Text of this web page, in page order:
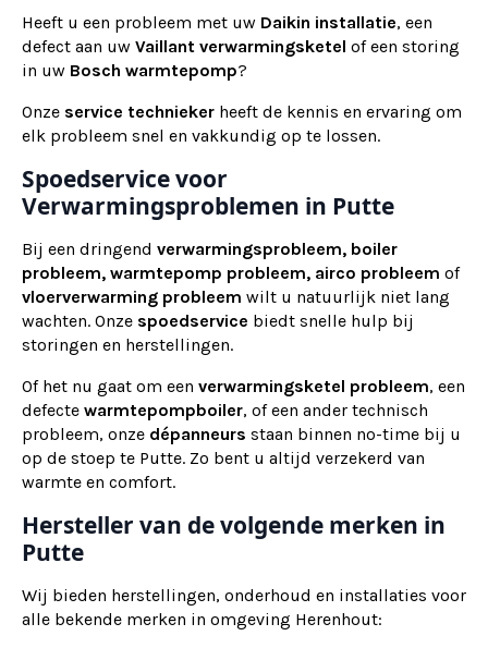
Heeft u een probleem met uw Daikin installatie, een
defect aan uw Vaillant verwarmingsketel of een storing
in uw Bosch warmtepomp?
Onze service technieker heeft de kennis en ervaring om
elk probleem snel en vakkundig op te lossen.
Spoedservice voor
Verwarmingsproblemen in Putte
Bij een dringend verwarmingsprobleem, boiler
probleem, warmtepomp probleem, airco probleem of
vloerverwarming probleem wilt u natuurlijk niet lang
wachten. Onze spoedservice biedt snelle hulp bij
storingen en herstellingen.
Of het nu gaat om een verwarmingsketel probleem, een
defecte warmtepompboiler, of een ander technisch
probleem, onze dépanneurs staan binnen no-time bij u
op de stoep te Putte. Zo bent u altijd verzekerd van
warmte en comfort.
Hersteller van de volgende merken in
Putte
Wij bieden herstellingen, onderhoud en installaties voor
alle bekende merken in omgeving Herenhout: